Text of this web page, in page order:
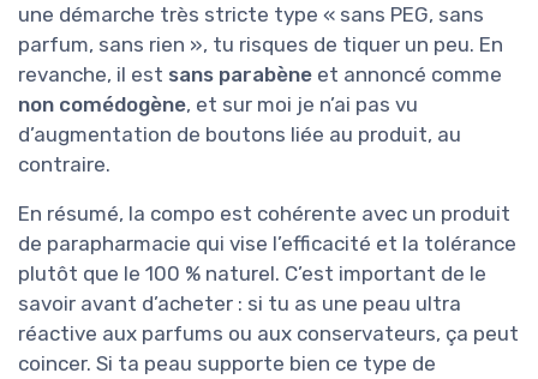
une démarche très stricte type « sans PEG, sans
parfum, sans rien », tu risques de tiquer un peu. En
revanche, il est sans parabène et annoncé comme
non comédogène, et sur moi je n’ai pas vu
d’augmentation de boutons liée au produit, au
contraire.
En résumé, la compo est cohérente avec un produit
de parapharmacie qui vise l’efficacité et la tolérance
plutôt que le 100 % naturel. C’est important de le
savoir avant d’acheter : si tu as une peau ultra
réactive aux parfums ou aux conservateurs, ça peut
coincer. Si ta peau supporte bien ce type de